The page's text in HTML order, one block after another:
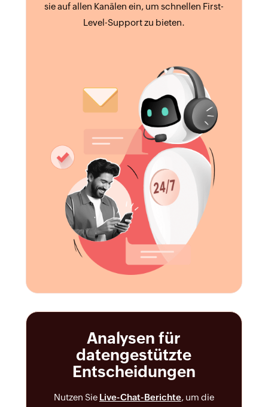
sie auf allen Kanälen ein, um schnellen First-
Level-Support zu bieten.
Analysen für
datengestützte
Entscheidungen
Nutzen Sie Live-Chat-Berichte, um die